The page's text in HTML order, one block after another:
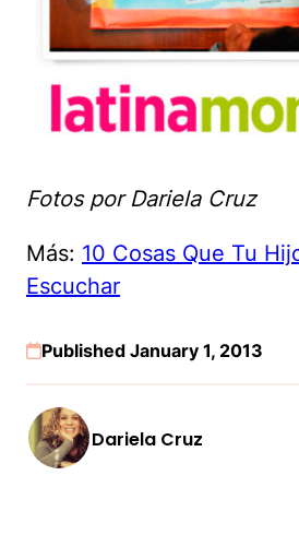
Fotos por Dariela Cruz
Más: 10 Cosas Que Tu
Escuchar
Published January 1, 2013
Dariela Cruz